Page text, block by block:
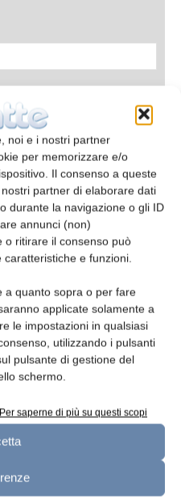
noi e i nostri partner
per memorizzare e/o
Il consenso a queste
partner di elaborare dati
durante la navigazione o gli ID
annunci (non)
o ritirare il consenso può
e funzioni.
a quanto sopra o per fare
applicate solamente a
le impostazioni in qualsiasi
utilizzando i pulsanti
pulsante di gestione del
schermo.
Per saperne di più su questi scopi
l'informativa sulla